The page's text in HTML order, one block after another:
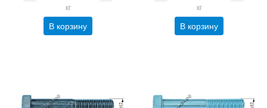
кг
В корзину
кг
В корзину